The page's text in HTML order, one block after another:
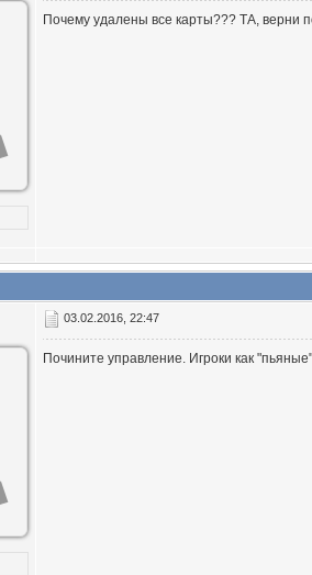
Почему удалены все карты??? ТА, верни
03.02.2016, 22:47
Почините управление. Игроки как